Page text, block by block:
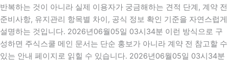
반복하는 것이 아니라 실제 이용자가 궁금해하는 견적 단계, 계약 전
준비사항, 유지관리 항목별 차이, 공식 정보 확인 기준을 자연스럽게
설명하는 것입니다. 2026년06월05일 03시34분 이런 방식으로 구
성하면 주식스쿨 메인 문서는 단순 홍보가 아니라 계약 전 참고할 수
있는 안내 페이지로 읽힐 수 있습니다. 2026년06월05일 03시34분